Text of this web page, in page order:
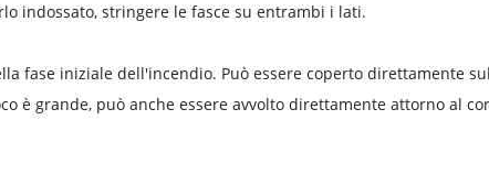
indossato, stringere le fasce su entrambi i lati.
fase iniziale dell'incendio. Può essere coperto direttamente
è grande, può anche essere avvolto direttamente attorno al